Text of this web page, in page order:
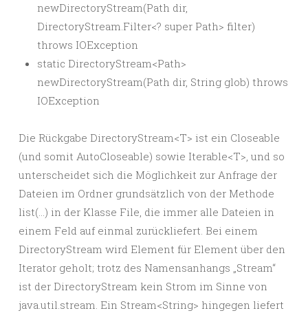
newDirectoryStream(Path dir,
DirectoryStream.Filter<? super Path> filter)
throws IOException
static DirectoryStream<Path>
newDirectoryStream(Path dir, String glob) throws
IOException
Die Rückgabe DirectoryStream<T> ist ein Closeable
(und somit AutoCloseable) sowie Iterable<T>, und so
unterscheidet sich die Möglichkeit zur Anfrage der
Dateien im Ordner grundsätzlich von der Methode
list(…) in der Klasse File, die immer alle Dateien in
einem Feld auf einmal zurückliefert. Bei einem
DirectoryStream wird Element für Element über den
Iterator geholt; trotz des Namensanhangs „Stream“
ist der DirectoryStream kein Strom im Sinne von
java.util.stream. Ein Stream<String> hingegen liefert